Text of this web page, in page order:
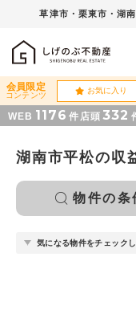
草津市・栗東市・湖南
会員限定
コンテンツ
お気に入り
WEB 1176 件 店頭 332
湖南市平松の収
物件の条
気になる物件をチェック